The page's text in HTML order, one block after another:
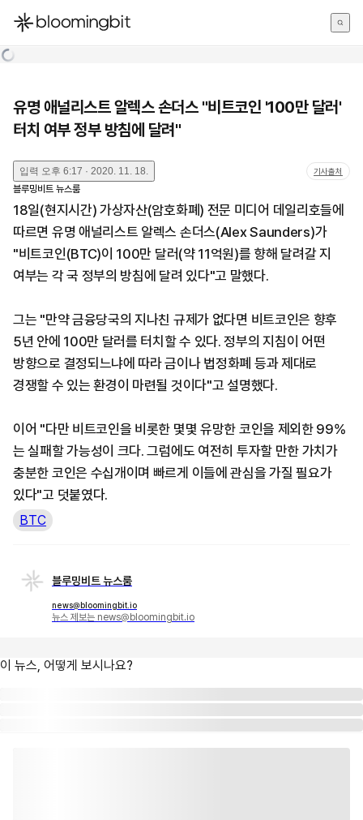
한국어
유명 애널리스트 알렉스 손더스 "비트코인 '100만 달러'
터치 여부 정부 방침에 달려"
입력 오후 6:17 · 2020. 11. 18. 기사출처
블루밍비트 뉴스룸
18일(현지시간) 가상자산(암호화폐) 전문 미디어 데일리호들에
따르면 유명 애널리스트 알렉스 손더스(Alex Saunders)가
"비트코인(BTC)이 100만 달러(약 11억원)를 향해 달려갈 지
여부는 각 국 정부의 방침에 달려 있다"고 말했다.
그는 "만약 금융당국의 지나친 규제가 없다면 비트코인은 향후
5년 안에 100만 달러를 터치할 수 있다. 정부의 지침이 어떤
방향으로 결정되느냐에 따라 금이나 법정화폐 등과 제대로
경쟁할 수 있는 환경이 마련될 것이다"고 설명했다.
이어 "다만 비트코인을 비롯한 몇몇 유망한 코인을 제외한 99%
는 실패할 가능성이 크다. 그럼에도 여전히 투자할 만한 가치가
충분한 코인은 수십개이며 빠르게 이들에 관심을 가질 필요가
있다"고 덧붙였다.
BTC
블루밍비트 뉴스룸
news@bloomingbit.io
뉴스 제보는 news@bloomingbit.io
이 뉴스, 어떻게 보시나요?